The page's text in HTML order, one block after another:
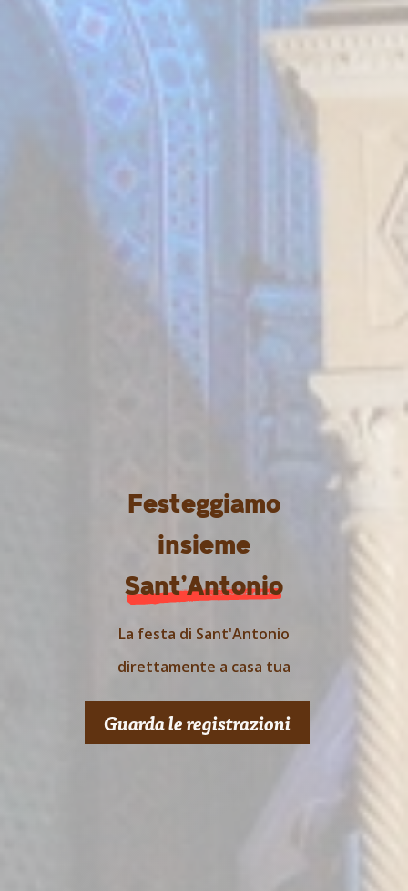
Festeggiamo
insieme
Sant’Antonio
La festa di Sant'Antonio
direttamente a casa tua
Guarda le registrazioni